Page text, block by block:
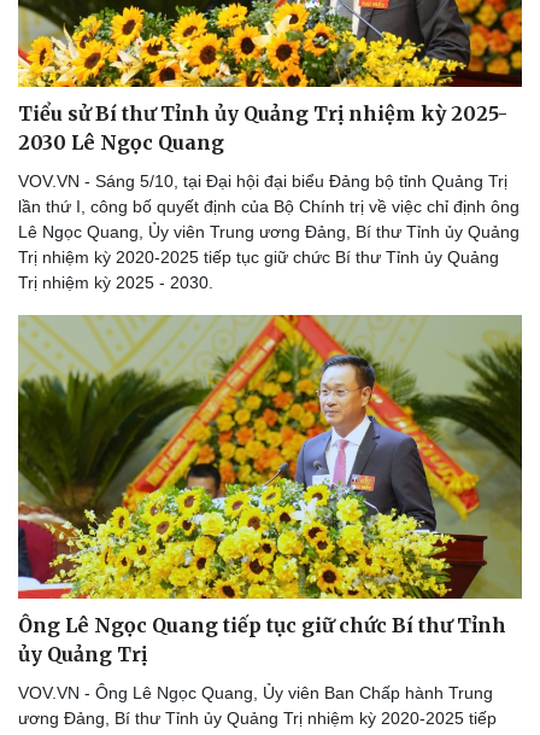
Tiểu sử Bí thư Tỉnh ủy Quảng Trị nhiệm kỳ 2025-
2030 Lê Ngọc Quang
VOV.VN - Sáng 5/10, tại Đại hội đại biểu Đảng bộ tỉnh Quảng Trị
lần thứ I, công bố quyết định của Bộ Chính trị về việc chỉ định ông
Lê Ngọc Quang, Ủy viên Trung ương Đảng, Bí thư Tỉnh ủy Quảng
Trị nhiệm kỳ 2020-2025 tiếp tục giữ chức Bí thư Tỉnh ủy Quảng
Trị nhiệm kỳ 2025 - 2030.
Ông Lê Ngọc Quang tiếp tục giữ chức Bí thư Tỉnh
ủy Quảng Trị
VOV.VN - Ông Lê Ngọc Quang, Ủy viên Ban Chấp hành Trung
ương Đảng, Bí thư Tỉnh ủy Quảng Trị nhiệm kỳ 2020-2025 tiếp